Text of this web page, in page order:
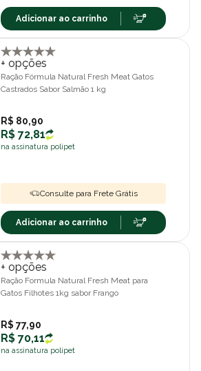
Adicionar ao carrinho
+ opções
Ração Fórmula Natural Fresh Meat Gatos
Castrados Sabor Salmão 1 kg
R$ 80,90
R$ 72,81
na assinatura polipet
Consulte para Frete Grátis
Adicionar ao carrinho
+ opções
Ração Formula Natural Fresh Meat para
Gatos Filhotes 1kg sabor Frango
R$ 77,90
R$ 70,11
na assinatura polipet